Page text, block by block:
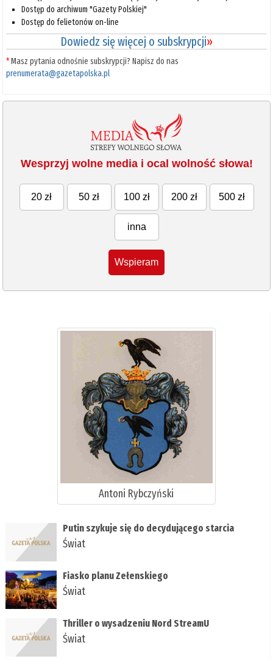
Dostęp do archiwum "Gazety Polskiej"
Dostęp do felietonów on-line
Dowiedz się więcej o subskrypcji»
*Masz pytania odnośnie subskrypcji? Napisz do nas
prenumerata@gazetapolska.pl
Wesprzyj wolne media i ocal wolność słowa!
20 zł 50 zł 100 zł 200 zł 500 zł
inna
Wspieram
Antoni Rybczyński
Putin szykuje się do decydującego starcia
Świat
Fiasko planu Zełenskiego
Świat
Thriller o wysadzeniu Nord StreamU
Świat